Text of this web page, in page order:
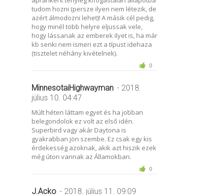
tudom hozni (persze ilyen nem létezik, de
azért álmodozni lehet)! A másik cél pedig,
hogy minél több helyre eljussak vele,
hogy lássanak az emberek ilyet is, ha már
kb senki nem ismeri ezt a típust idehaza
(tisztelet néhány kivételnek).
0
MinnesotaiHighwayman - 2018.
július 10. 04:47
Múlt héten láttam egyet és ha jobban
belegondolok ez volt az első idén.
Superbird vagy akár Daytona is
gyakrabban jön szembe. Ez csak egy kis
érdekesség azoknak, akik azt hiszik ezek
még úton vannak az Államokban.
0
J.Acko - 2018. július 11. 09:09